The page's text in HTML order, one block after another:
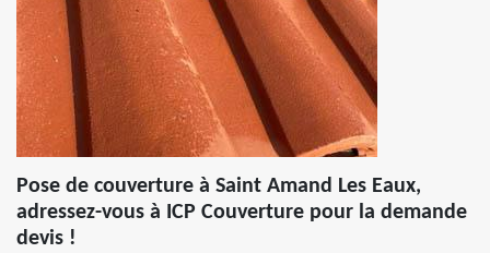
Pose de couverture à Saint Amand Les Eaux,
adressez-vous à ICP Couverture pour la demande
devis !